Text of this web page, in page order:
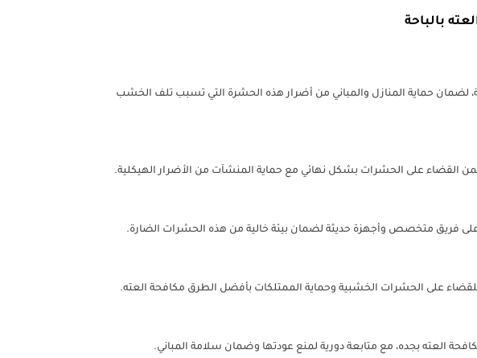
بالباحة
لضمان حماية المنازل والمباني من أضرار هذه الحشرة التي تسبب تلف الخشب
القضاء على الحشرات بشكل نهائي مع حماية المنشآت من الأضرار الهيكلية.
على فريق متخصص وأجهزة حديثة لضمان بيئة خالية من هذه الحشرات الضارة.
على الحشرات الخشبية وحماية الممتلكات بأفضل الطرق مكافحة العته.
العته بجده، مع متابعة دورية لمنع عودتها وضمان سلامة المباني.